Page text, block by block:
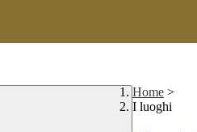
Home >
I luoghi